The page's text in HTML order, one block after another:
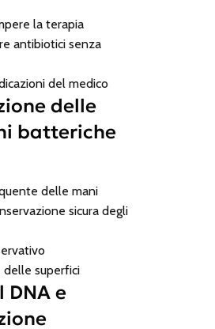
la terapia
antibiotici senza
del medico
delle
batteriche
delle mani
sicura degli
superfici
DNA e